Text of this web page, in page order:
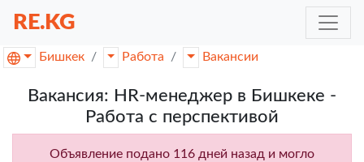
RE.KG
Бишкек Работа Вакансии
Вакансия: HR-менеджер в Бишкеке -
Работа с перспективой
Объявление подано 116 дней назад и могло